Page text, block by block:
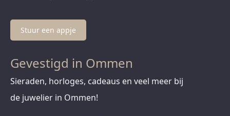
Stuur een appje
Gevestigd in Ommen
Sieraden, horloges, cadeaus en veel meer bij
de juwelier in Ommen!